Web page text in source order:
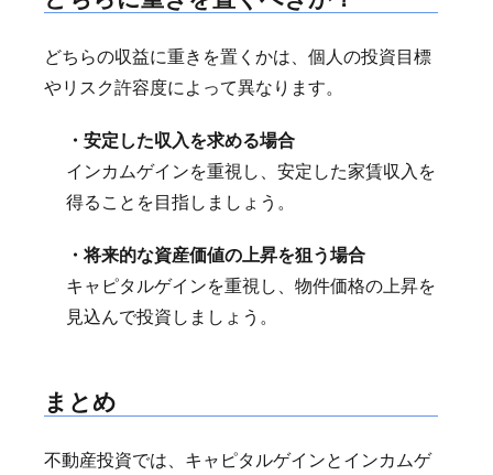
どちらの収益に重きを置くかは、個人の投資目標
やリスク許容度によって異なります。
・安定した収入を求める場合
インカムゲインを重視し、安定した家賃収入を
得ることを目指しましょう。
・将来的な資産価値の上昇を狙う場合
キャピタルゲインを重視し、物件価格の上昇を
見込んで投資しましょう。
まとめ
不動産投資では、キャピタルゲインとインカムゲ